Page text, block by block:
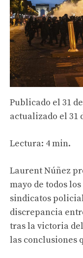
Publicado el 31
actualizado el 31
Lectura: 4 min.
Laurent Núñez
mayo de todos
sindicatos
discrepancia
tras la victoria del
las conclusiones